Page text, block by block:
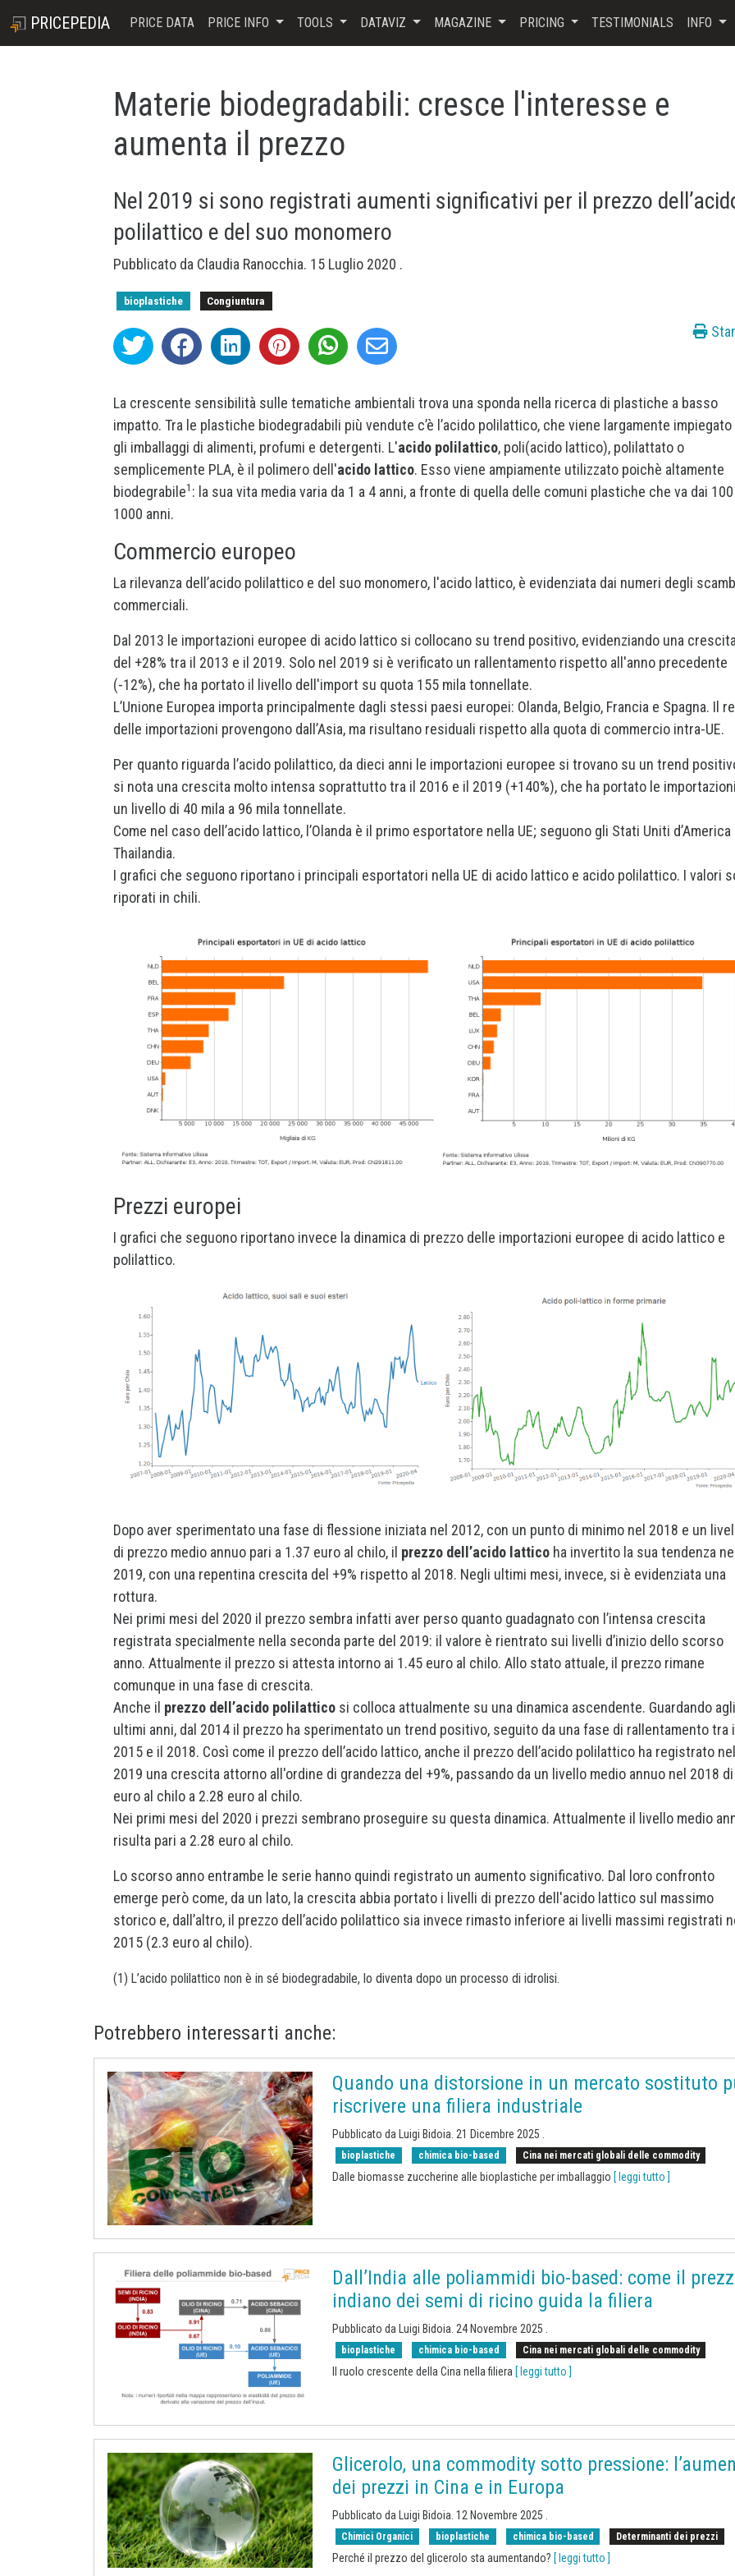
PRICEPEDIA PRICE DATA PRICE INFO TOOLS DATAVIZ MAGAZINE PRICING TESTIMONIALS INFO
Materie biodegradabili: cresce l'interesse e
aumenta il prezzo
Nel 2019 si sono registrati aumenti significativi per il prezzo
polilattico e del suo monomero
Pubblicato da Claudia Ranocchia. 15 Luglio 2020 .
bioplastiche Congiuntura
La crescente sensibilità sulle tematiche ambientali trova una sponda nella ricerca di plastiche a basso
impatto. Tra le plastiche biodegradabili più vendute c’è l’acido polilattico, che viene largamente impiegato
gli imballaggi di alimenti, profumi e detergenti. L'acido polilattico, poli(acido lattico), polilattato o
semplicemente PLA, è il polimero dell'acido lattico. Esso viene ampiamente utilizzato poichè altamente
biodegrabile1 : la sua vita media varia da 1 a 4 anni, a fronte di quella delle comuni plastiche che va dai 100
1000 anni.
Commercio europeo
La rilevanza dell’acido polilattico e del suo monomero, l'acido lattico, è evidenziata dai numeri degli
commerciali.
Dal 2013 le importazioni europee di acido lattico si collocano su trend positivo, evidenziando una crescita
del +28% tra il 2013 e il 2019. Solo nel 2019 si è verificato un rallentamento rispetto all'anno precedente
(-12%), che ha portato il livello dell'import su quota 155 mila tonnellate.
L’Unione Europea importa principalmente dagli stessi paesi europei: Olanda, Belgio, Francia e Spagna. Il
delle importazioni provengono dall’Asia, ma risultano residuali rispetto alla quota di commercio intra-UE.
Per quanto riguarda l’acido polilattico, da dieci anni le importazioni europee si trovano su un trend
si nota una crescita molto intensa soprattutto tra il 2016 e il 2019 (+140%), che ha portato le
un livello di 40 mila a 96 mila tonnellate.
Come nel caso dell’acido lattico, l’Olanda è il primo esportatore nella UE; seguono gli Stati Uniti d’America
Thailandia.
I grafici che seguono riportano i principali esportatori nella UE di acido lattico e acido polilattico. I valori
riporati in chili.
Prezzi europei
I grafici che seguono riportano invece la dinamica di prezzo delle importazioni europee di acido lattico e
polilattico.
Dopo aver sperimentato una fase di flessione iniziata nel 2012, con un punto di minimo nel 2018 e un
di prezzo medio annuo pari a 1.37 euro al chilo, il prezzo dell’acido lattico ha invertito la sua tendenza
2019, con una repentina crescita del +9% rispetto al 2018. Negli ultimi mesi, invece, si è evidenziata una
rottura.
Nei primi mesi del 2020 il prezzo sembra infatti aver perso quanto guadagnato con l’intensa crescita
registrata specialmente nella seconda parte del 2019: il valore è rientrato sui livelli d’inizio dello scorso
anno. Attualmente il prezzo si attesta intorno ai 1.45 euro al chilo. Allo stato attuale, il prezzo rimane
comunque in una fase di crescita.
Anche il prezzo dell’acido polilattico si colloca attualmente su una dinamica ascendente. Guardando agli
ultimi anni, dal 2014 il prezzo ha sperimentato un trend positivo, seguito da una fase di rallentamento tra
2015 e il 2018. Così come il prezzo dell’acido lattico, anche il prezzo dell’acido polilattico ha registrato nel
2019 una crescita attorno all'ordine di grandezza del +9%, passando da un livello medio annuo nel 2018 di
euro al chilo a 2.28 euro al chilo.
Nei primi mesi del 2020 i prezzi sembrano proseguire su questa dinamica. Attualmente il livello medio
risulta pari a 2.28 euro al chilo.
Lo scorso anno entrambe le serie hanno quindi registrato un aumento significativo. Dal loro confronto
emerge però come, da un lato, la crescita abbia portato i livelli di prezzo dell'acido lattico sul massimo
storico e, dall’altro, il prezzo dell’acido polilattico sia invece rimasto inferiore ai livelli massimi registrati
2015 (2.3 euro al chilo).
(1) L’acido polilattico non è in sé biodegradabile, lo diventa dopo un processo di idrolisi.
Potrebbero interessarti anche:
Quando una distorsione in un mercato sostituto
riscrivere una filiera industriale
Pubblicato da Luigi Bidoia 21 Dicembre 2025
bioplastiche chimica bio-based Cina nei mercati globali delle commodity
Dalle biomasse zuccherine alle bioplastiche per imballaggio [ leggi tutto ]
Dall’India alle poliammidi bio-based: come il
indiano dei semi di ricino guida la filiera
Pubblicato da Luigi Bidoia 24 Novembre 2025
bioplastiche chimica bio-based Cina nei mercati globali delle commodity
Il ruolo crescente della Cina nella filiera [ leggi tutto ]
Glicerolo, una commodity sotto pressione:
dei prezzi in Cina e in Europa
Pubblicato da Luigi Bidoia 12 Novembre 2025
Chimici Organici bioplastiche chimica bio-based Determinanti dei prezzi
Perché il prezzo del glicerolo sta aumentando? [ leggi tutto ]